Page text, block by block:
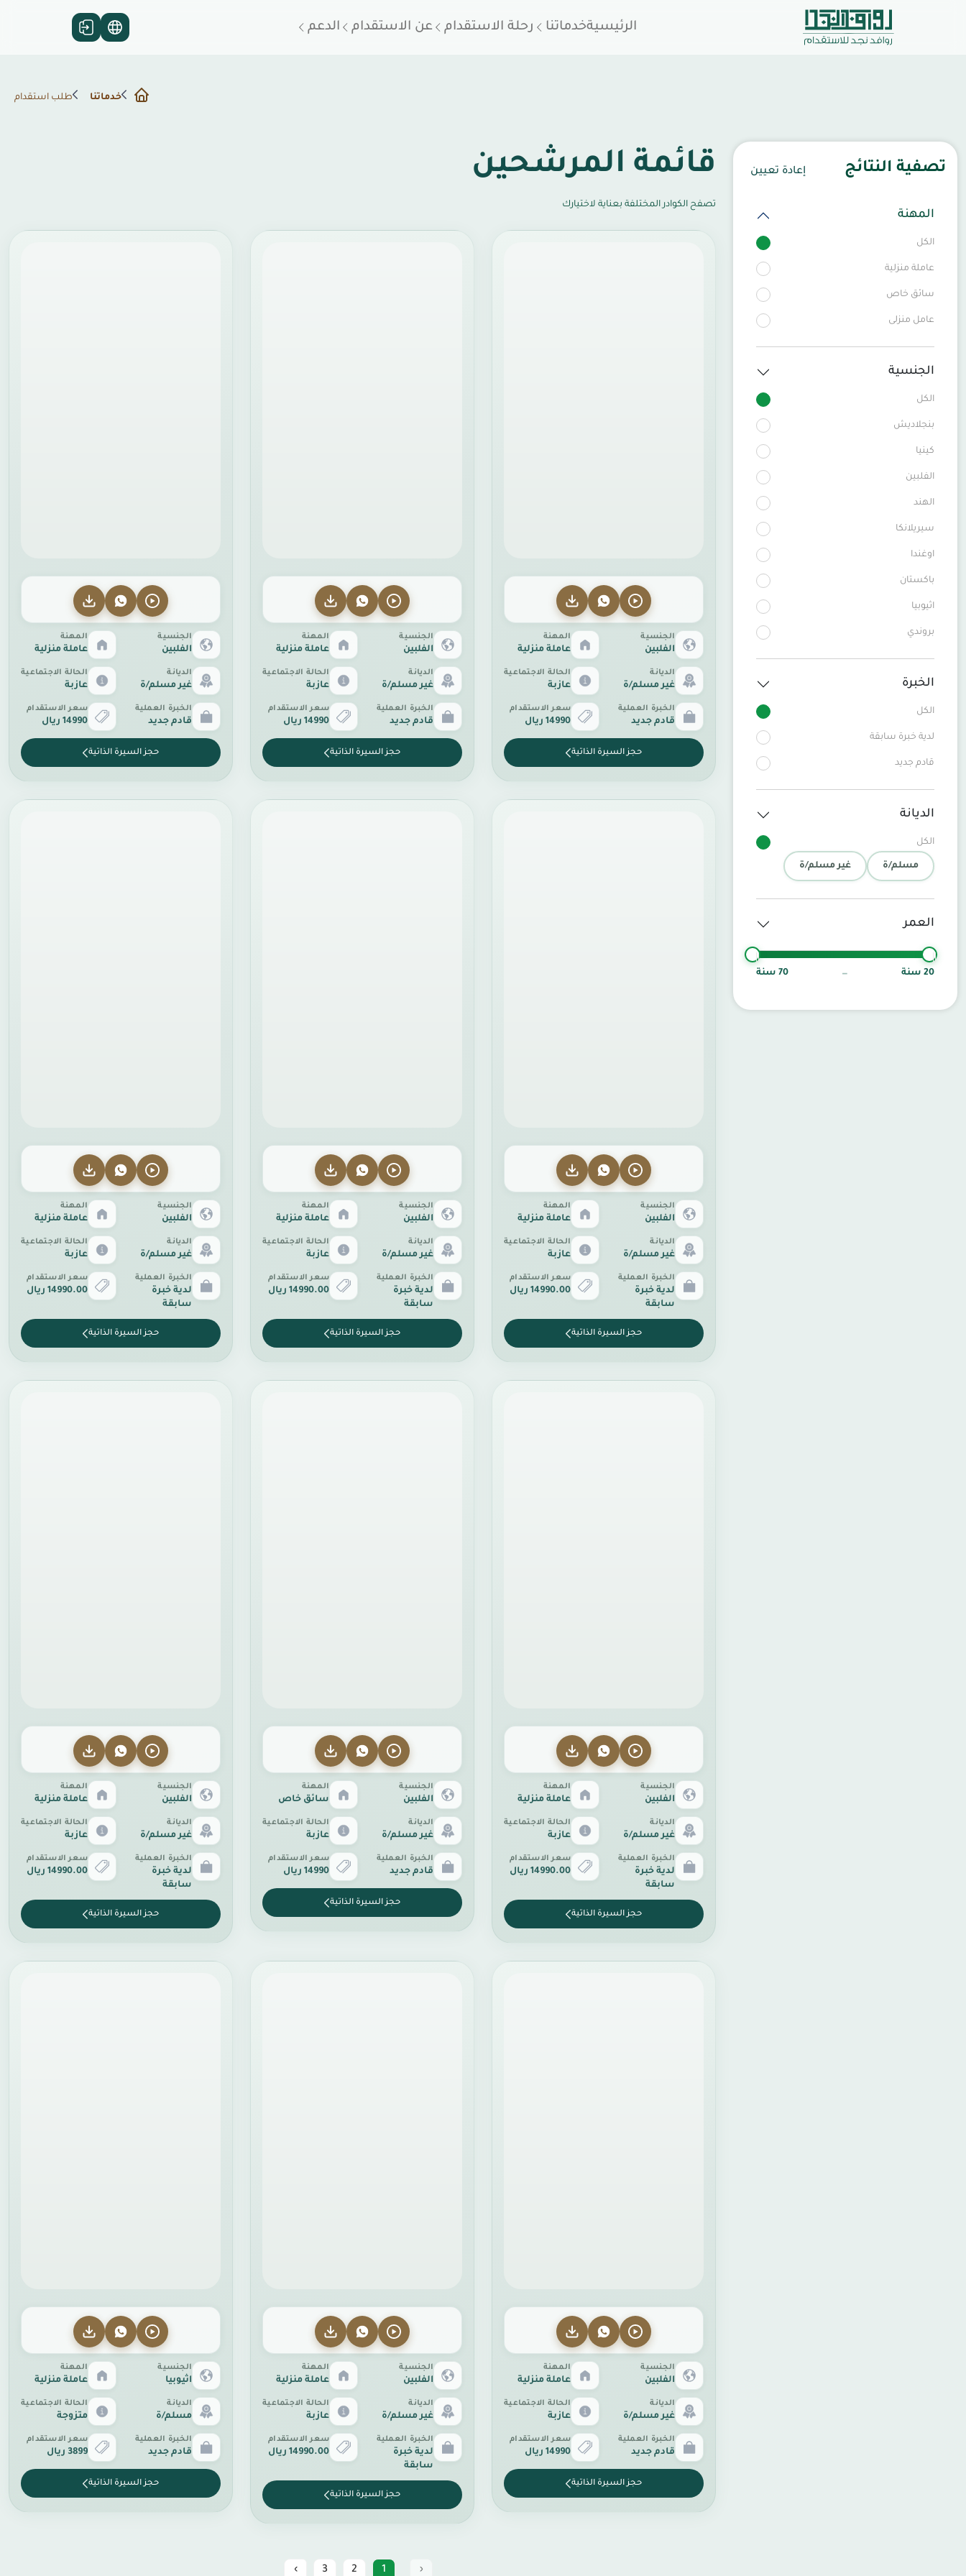
الرئيسيةخدماتنا رحلة الاستقدام عن الاستقدام الدعم
خدماتنا طلب استقدام
تصفية النتائج إعادة تعيين
المهنة
الكل
عاملة منزلية
سائق خاص
عامل منزلى
الجنسية
الكل
بنجلاديش
كينيا
الفلبين
الهند
سيريلانكا
اوغندا
باكستان
اثيوبيا
بروندي
الخبرة
الكل
لدية خبرة سابقة
قادم جديد
الديانة
الكل
مسلم/ة غير مسلم/ة
العمر
20 سنة — 70 سنة
قائمة المرشحين
تصفح الكوادر المختلفة بعناية لاختيارك
الجنسية
الفلبين
المهنة
عاملة منزلية
الديانة
غير مسلم/ة
الحالة الاجتماعية
عازبة
الخبرة العملية
قادم جديد
سعر الاستقدام
14990 ريال
حجز السيرة الذاتية
الجنسية
الفلبين
المهنة
عاملة منزلية
الديانة
غير مسلم/ة
الحالة الاجتماعية
عازبة
الخبرة العملية
قادم جديد
سعر الاستقدام
14990 ريال
حجز السيرة الذاتية
الجنسية
الفلبين
المهنة
عاملة منزلية
الديانة
غير مسلم/ة
الحالة الاجتماعية
عازبة
الخبرة العملية
قادم جديد
سعر الاستقدام
14990 ريال
حجز السيرة الذاتية
الجنسية
الفلبين
المهنة
عاملة منزلية
الديانة
غير مسلم/ة
الحالة الاجتماعية
عازبة
الخبرة العملية
لدية خبرة
سابقة
سعر الاستقدام
14990.00 ريال
حجز السيرة الذاتية
الجنسية
الفلبين
المهنة
عاملة منزلية
الديانة
غير مسلم/ة
الحالة الاجتماعية
عازبة
الخبرة العملية
لدية خبرة
سابقة
سعر الاستقدام
14990.00 ريال
حجز السيرة الذاتية
الجنسية
الفلبين
المهنة
عاملة منزلية
الديانة
غير مسلم/ة
الحالة الاجتماعية
عازبة
الخبرة العملية
لدية خبرة
سابقة
سعر الاستقدام
14990.00 ريال
حجز السيرة الذاتية
الجنسية
الفلبين
المهنة
عاملة منزلية
الديانة
غير مسلم/ة
الحالة الاجتماعية
عازبة
الخبرة العملية
لدية خبرة
سابقة
سعر الاستقدام
14990.00 ريال
حجز السيرة الذاتية
الجنسية
الفلبين
المهنة
سائق خاص
الديانة
غير مسلم/ة
الحالة الاجتماعية
عازبة
الخبرة العملية
قادم جديد
سعر الاستقدام
14990 ريال
حجز السيرة الذاتية
الجنسية
الفلبين
المهنة
عاملة منزلية
الديانة
غير مسلم/ة
الحالة الاجتماعية
عازبة
الخبرة العملية
لدية خبرة
سابقة
سعر الاستقدام
14990.00 ريال
حجز السيرة الذاتية
الجنسية
الفلبين
المهنة
عاملة منزلية
الديانة
غير مسلم/ة
الحالة الاجتماعية
عازبة
الخبرة العملية
قادم جديد
سعر الاستقدام
14990 ريال
حجز السيرة الذاتية
الجنسية
الفلبين
المهنة
عاملة منزلية
الديانة
غير مسلم/ة
الحالة الاجتماعية
عازبة
الخبرة العملية
لدية خبرة
سابقة
سعر الاستقدام
14990.00 ريال
حجز السيرة الذاتية
الجنسية
اثيوبيا
المهنة
عاملة منزلية
الديانة
مسلم/ة
الحالة الاجتماعية
متزوجة
الخبرة العملية
قادم جديد
سعر الاستقدام
3899 ريال
حجز السيرة الذاتية
‹
1
2
3
›